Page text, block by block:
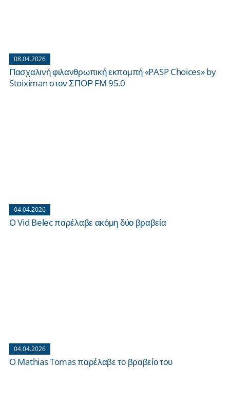
08.04.2026
Πασχαλινή φιλανθρωπική εκπομπή «PASP Choices» by
Stoiximan στον ΣΠΟΡ FM 95.0
04.04.2026
O Vid Belec παρέλαβε ακόμη δύο βραβεία
04.04.2026
O Mathias Tomas παρέλαβε το βραβείο του